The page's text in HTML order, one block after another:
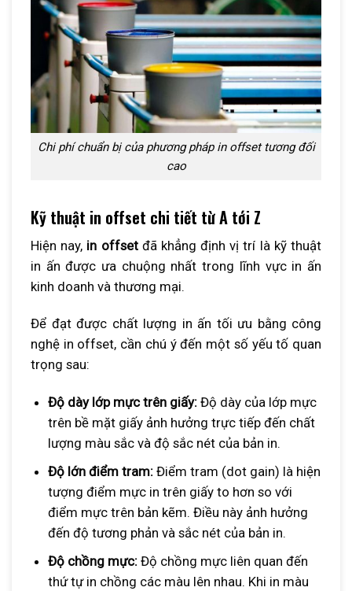
Chi phí chuẩn bị của phương pháp in offset tương đối
cao
Kỹ thuật in offset chi tiết từ A tới Z
Hiện nay, in offsetđã khẳng định vị trí là kỹ thuật
in ấn được ưa chuộng nhất trong lĩnh vực in ấn
kinh doanh và thương mại.
Để đạt được chất lượng in ấn tối ưu bằng công
nghệ in offset, cần chú ý đến một số yếu tố quan
trọng sau:
Độ dày lớp mực trên giấy:Độ dày của lớp mực
trên bề mặt giấy ảnh hưởng trực tiếp đến chất
lượng màu sắc và độ sắc nét của bản in.
Độ lớn điểm tram:Điểm tram (dot gain) là hiện
tượng điểm mực in trên giấy to hơn so với
điểm mực trên bản kẽm. Điều này ảnh hưởng
đến độ tương phản và sắc nét của bản in.
Độ chồng mực:Độ chồng mực liên quan đến
thứ tự in chồng các màu lên nhau. Khi in màu